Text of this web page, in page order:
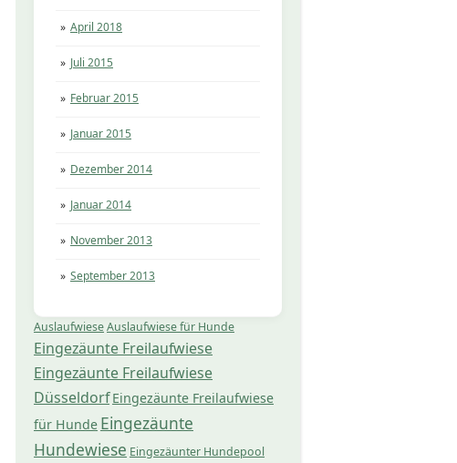
April 2018
Juli 2015
Februar 2015
Januar 2015
Dezember 2014
Januar 2014
November 2013
September 2013
AuslaufwieseAuslaufwiese für Hunde
Eingezäunte Freilaufwiese
Eingezäunte Freilaufwiese
Düsseldorf Eingezäunte Freilaufwiese
für Hunde Eingezäunte
Hundewiese Eingezäunter Hundepool